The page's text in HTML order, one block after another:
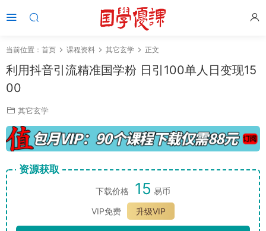
当前位置： 首页 课程资料 其它玄学 正文
利用抖音引流精准国学粉 日引100单人日变现15
00
其它玄学
资源获取
下载价格 15 易币
VIP免费
升级VIP